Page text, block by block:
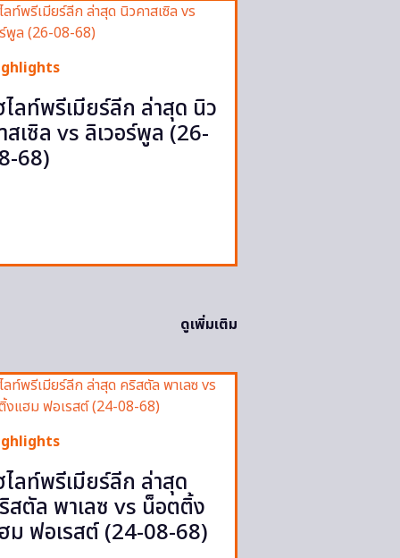
ไลท์พรีเมียร์ลีก ล่าสุด นิว
สเซิล vs ลิเวอร์พูล (26-
68)
ดูเพิ่มเติม
ไลท์พรีเมียร์ลีก ล่าสุด
สตัล พาเลซ vs น็อตติ้ง
ม ฟอเรสต์ (24-08-68)